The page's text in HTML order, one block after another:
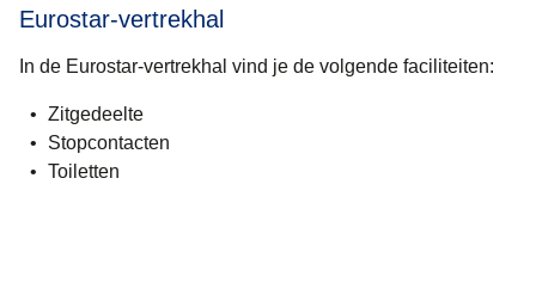
Eurostar-vertrekhal
In de Eurostar-vertrekhal vind je de volgende faciliteiten:
Zitgedeelte
Stopcontacten
Toiletten